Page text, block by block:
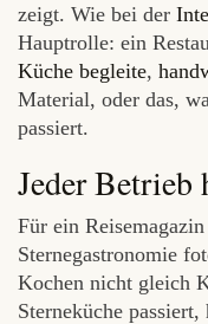
zeigt. Wie bei der
Hauptrolle: ein
Küche begleite,
Material, oder das,
passiert.
Jeder Betrieb
Für ein
Sternegastronomie
Kochen nicht gleich
Sterneküche